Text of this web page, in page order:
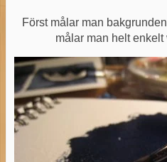
Först målar man
målar man helt